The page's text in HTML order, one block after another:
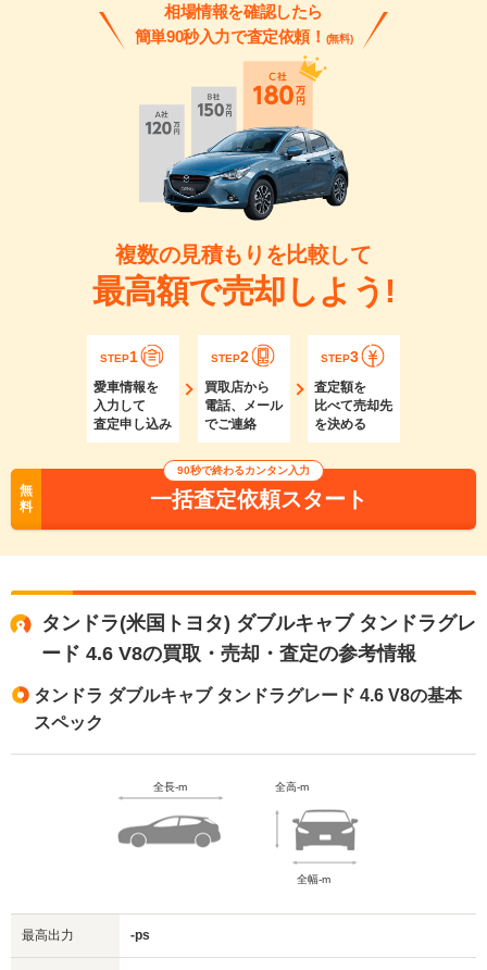
相場情報を確認したら
簡単90秒入力で査定依頼！ (無料)
複数の見積もりを比較して
最高額で売却しよう!
STEP1
愛車情報を
入力して
査定申し込み
STEP2
買取店から
電話、メール
でご連絡
STEP3
査定額を
比べて売却先
を決める
無
料
90秒で終わるカンタン入力
一括査定依頼スタート
タンドラ(米国トヨタ) ダブルキャブ タンドラグレ
ード 4.6 V8の買取・売却・査定の参考情報
タンドラ ダブルキャブ タンドラグレード 4.6 V8の基本
スペック
全長-m 全高-m
全幅-m
最高出力 -ps